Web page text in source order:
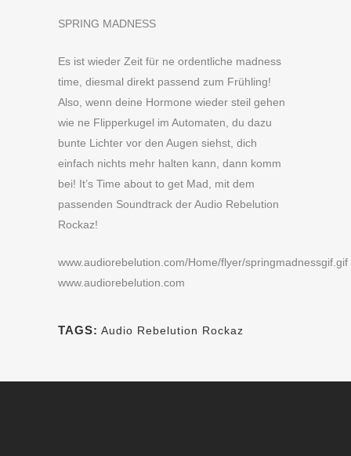
SPRING MADNESS
Es ist wieder Zeit für ne ordentliche madness
time, diesmal direkt passend zum Frühling!
Also, wenn deine Hormone wieder steil gehen
wie ne Flipperkugel im Automaten, du dazu
bunte Lichter vor den Augen siehst, dich
einfach nichts mehr halten kann, dann komm
bei! It’s Time about to get Mad, mit dem
passenden Soundtrack der Audio Rebelution
Rockaz!
www.audiorebelution.com/Home/flyer/springmadnessgif.gif
www.audiorebelution.com
TAGS: Audio Rebelution Rockaz